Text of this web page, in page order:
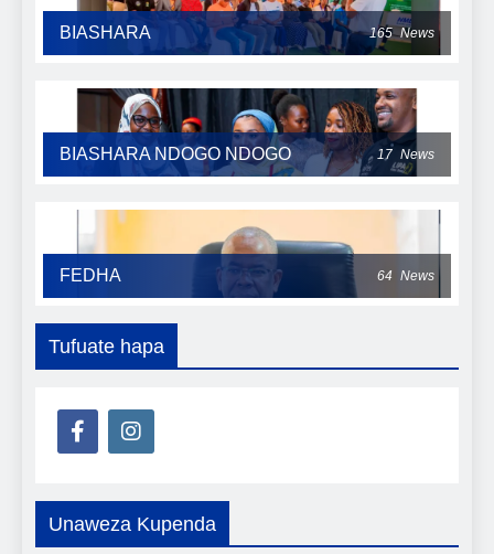
BIASHARA 165 News
BIASHARA NDOGO NDOGO 17 News
FEDHA 64 News
Tufuate hapa
Unaweza Kupenda